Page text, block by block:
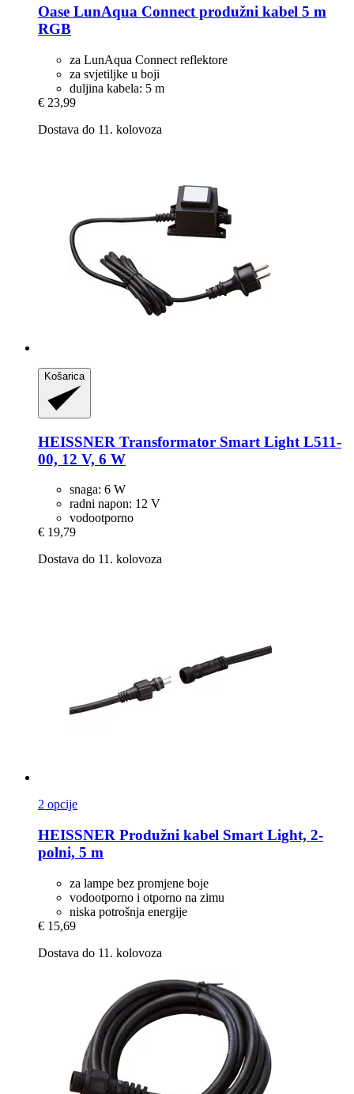
Oase LunAqua Connect produžni kabel 5 m
RGB
za LunAqua Connect reflektore
za svjetiljke u boji
duljina kabela: 5 m
€ 23,99
Dostava do 11. kolovoza
Košarica
HEISSNER Transformator Smart Light L511-​
00, 12 V, 6 W
snaga: 6 W
radni napon: 12 V
vodootporno
€ 19,79
Dostava do 11. kolovoza
2 opcije
HEISSNER Produžni kabel Smart Light, 2-​
polni, 5 m
za lampe bez promjene boje
vodootporno i otporno na zimu
niska potrošnja energije
€ 15,69
Dostava do 11. kolovoza